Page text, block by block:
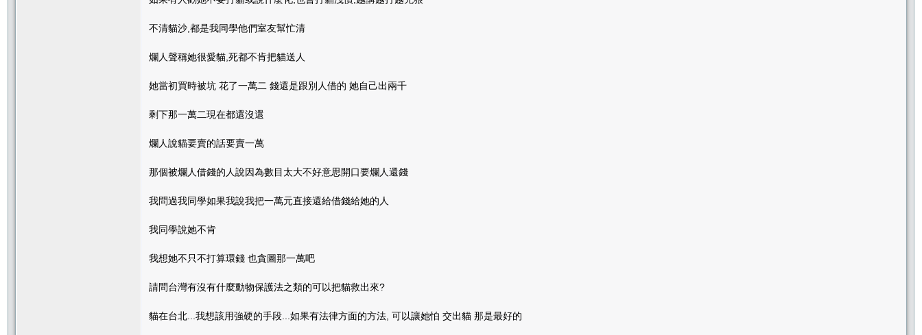
不清貓沙,都是我同學他們室友幫忙清
爛人聲稱她很愛貓,死都不肯把貓送人
她當初買時被坑 花了一萬二 錢還是跟別人借的 她自己出兩千
剩下那一萬二現在都還沒還
爛人說貓要賣的話要賣一萬
那個被爛人借錢的人說因為數目太大不好意思開口要爛人還錢
我問過我同學如果我說我把一萬元直接還給借錢給她的人
我同學說她不肯
我想她不只不打算環錢 也貪圖那一萬吧
請問台灣有沒有什麼動物保護法之類的可以把貓救出來?
貓在台北...我想該用強硬的手段...如果有法律方面的方法, 可以讓她怕 交出貓 那是最好的